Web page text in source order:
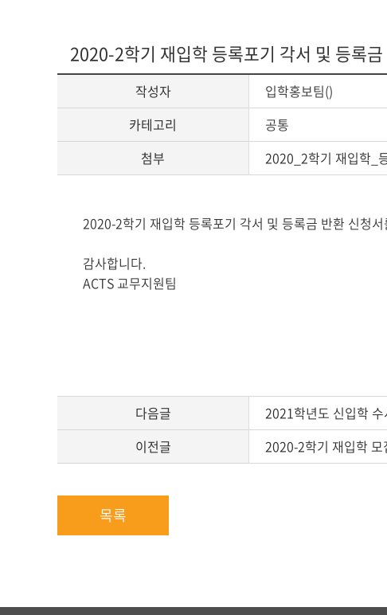
2020-2학기 재입학 등록포기 각서 및 등록금
작성자 입학홍보팀()
카테고리
공통
첨부
2020_2학기 재입학_
게
글
본
2020-2학기 재입학 등록포기 각서 및 등록금 반환 신청
감사합니다.
ACTS 교무지원팀
다음글
2021학년도 신입학
이전글
2020-2학기 재입학 모
목록